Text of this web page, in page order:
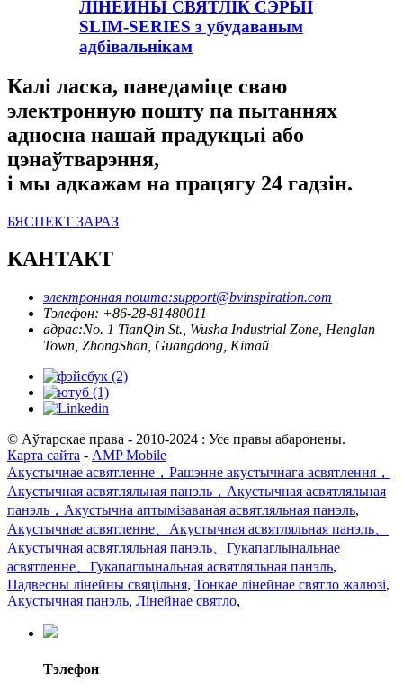
ЛІНЕЙНЫ СВЯТЛІК СЭРЫІ
SLIM-SERIES з убудаваным
адбівальнікам
Калі ласка, паведаміце сваю
электронную пошту па пытаннях
адносна нашай прадукцыі або
цэнаўтварэння,
і мы адкажам на працягу 24 гадзін.
БЯСПЕКТ ЗАРАЗ
КАНТАКТ
электронная пошта:support@bvinspiration.com
Тэлефон: +86-28-81480011
адрас:No. 1 TianQin St., Wusha Industrial Zone, Henglan
Town, ZhongShan, Guangdong, Кітай
© Аўтарскае права - 2010-2024 : Усе правы абаронены.
Карта сайта - AMP Mobile
Акустычнае асвятленне，Рашэнне акустычнага асвятлення，
Акустычная асвятляльная панэль，Акустычная асвятляльная
панэль，Акустычна аптымізаваная асвятляльная панэль,
Акустычнае асвятленне、Акустычная асвятляльная панэль、
Акустычная асвятляльная панэль、Гукапаглынальнае
асвятленне、Гукапаглынальная асвятляльная панэль,
Падвесны лінейны свяцільня, Тонкае лінейнае святло жалюзі,
Акустычная панэль, Лінейнае святло,
Тэлефон